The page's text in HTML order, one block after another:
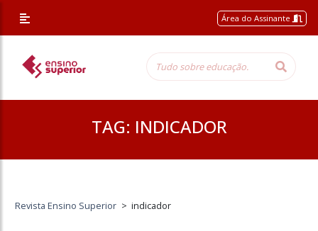
Área do Assinante
TAG: INDICADOR
Revista Ensino Superior > indicador